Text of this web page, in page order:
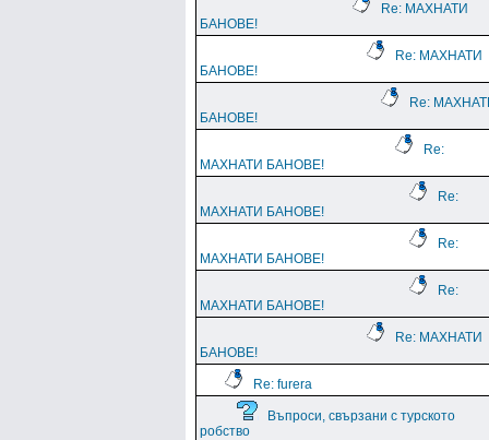
Re: МАХНАТИ
БАНОВЕ!
Re: МАХНАТИ
БАНОВЕ!
Re:
БАНОВЕ!
Re:
МАХНАТИ БАНОВЕ!
Re:
МАХНАТИ БАНОВЕ!
Re:
МАХНАТИ БАНОВЕ!
Re:
МАХНАТИ БАНОВЕ!
Re: МАХНАТИ
БАНОВЕ!
Re: furera
Въпроси, свързани с турското
робство